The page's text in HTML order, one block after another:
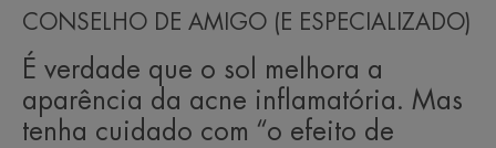
CONSELHO DE AMIGO (E ESPECIALIZADO)
É verdade que o sol melhora a
aparência da acne inflamatória. Mas
tenha cuidado com “o efeito de